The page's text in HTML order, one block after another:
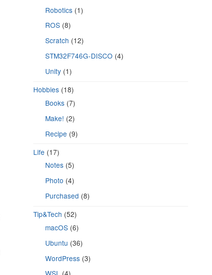
Robotics (1)
ROS (8)
Scratch (12)
STM32F746G-DISCO (4)
Unity (1)
Hobbies (18)
Books (7)
Make! (2)
Recipe (9)
Life (17)
Notes (5)
Photo (4)
Purchased (8)
Tip&Tech (52)
macOS (6)
Ubuntu (36)
WordPress (3)